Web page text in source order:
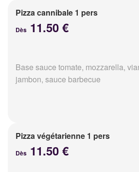
Pizza cannibale 1 pers
Dès 11.50 €
Base sauce tomate, mozzarella,
jambon, sauce barbecue
Pizza végétarienne 1 pers
Dès 11.50 €